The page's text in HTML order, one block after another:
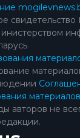
авторов не